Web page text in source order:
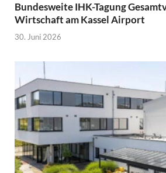
Bundesweite IHK-Tagung
Wirtschaft am Kassel Airport
30. Juni 2026